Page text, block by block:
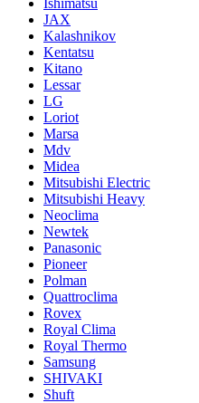
Ishimatsu
JAX
Kalashnikov
Kentatsu
Kitano
Lessar
LG
Loriot
Marsa
Mdv
Midea
Mitsubishi Electric
Mitsubishi Heavy
Neoclima
Newtek
Panasonic
Pioneer
Polman
Quattroclima
Rovex
Royal Clima
Royal Thermo
Samsung
SHIVAKI
Shuft